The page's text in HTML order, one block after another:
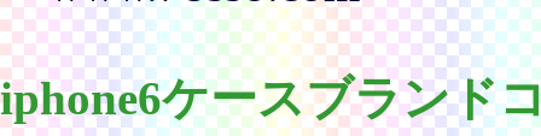
iphone6ケースブランド